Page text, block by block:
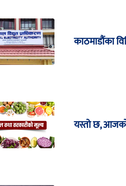
काठमाडौंका
यस्तो छ,